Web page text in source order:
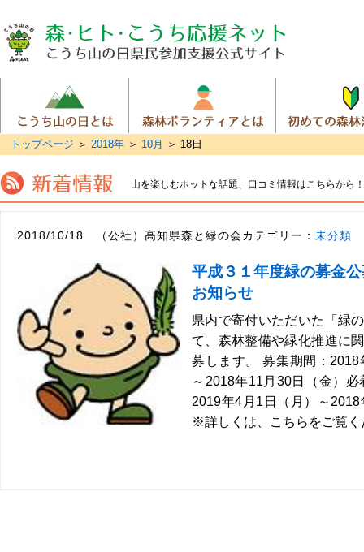
トップページ ＞2018年 ＞ 10月 ＞ 18日
山を楽しむホットな話題、 口コミ情報はこちらから！
2018/10/18 （公社）高知県森と緑の会カテゴリー： 未分類
平成３１年度緑の募金
お知らせ
県内で寄付いただいた「緑
て、森林整備や緑化推進に
募します。 募集期間：
～2018年11月30日（金）
2019年4月1日（月）～
※詳しくは、こちらをご覧く